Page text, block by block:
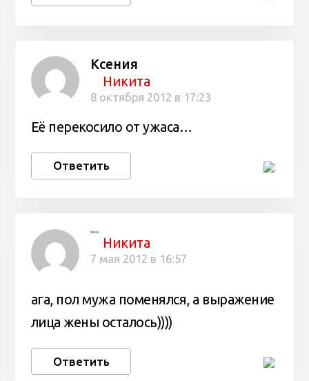
Ксения
Никита
8 октября 2012 в 17:23
Её перекосило от ужаса…
Ответить
лена
Никита
7 мая 2012 в 16:57
ага, пол мужа поменялся, а выражение
лица жены осталось))))
Ответить